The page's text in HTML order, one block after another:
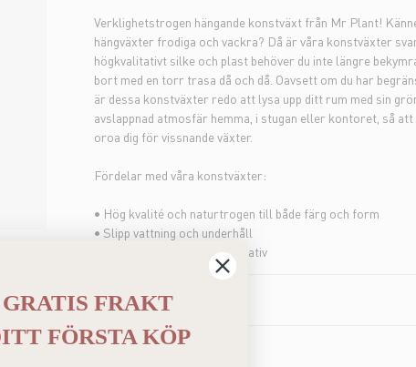
Verklighetstrogen hängande konstväxt från Mr Plant!
hängväxter frodiga och vackra? Då är våra konstväxter
högkvalitativt silke och plast behöver du inte längre
bort med en torr trasa då och då. Oavsett om du har
är dessa konstväxter redo att lysa upp ditt rum med sin
avslappnad atmosfär hemma, i stugan eller kontoret, så
oroa dig för vissnande växter.
Fördelar med våra konstväxter:
• Hög kvalité och naturtrogen till både färg och form
• Slipp vattning och underhåll
• Allergi- och doftfria alternativ
DETALJER
FRAKT
FÖRSTA KÖP